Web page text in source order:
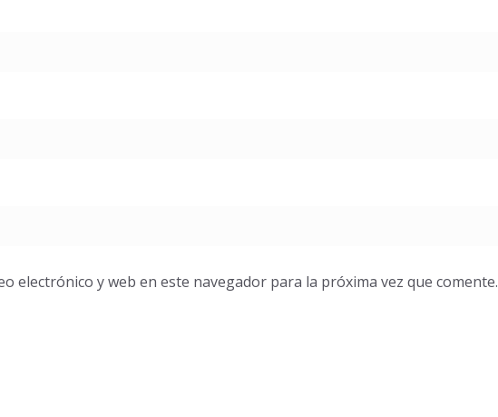
electrónico y web en este navegador para la próxima vez que comente.